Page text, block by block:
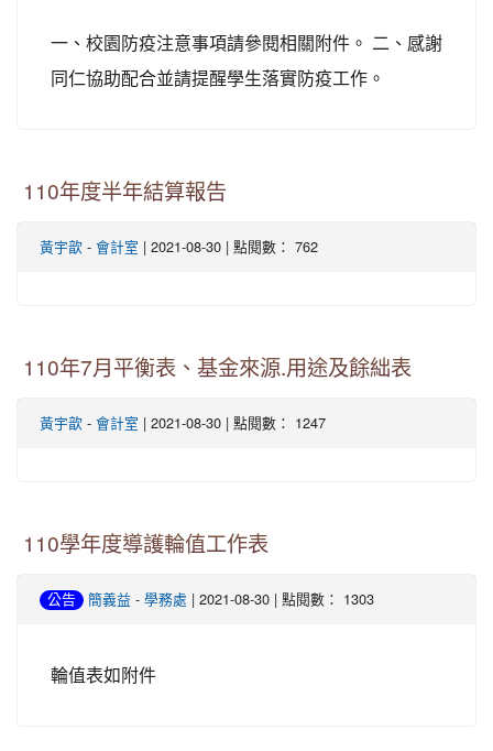
一、校園防疫注意事項請參閱相關附件。 二、感謝
同仁協助配合並請提醒學生落實防疫工作。
110年度半年結算報告
黃宇歆 - 會計室 | 2021-08-30 | 點閱數： 762
110年7月平衡表、基金來源.用途及餘絀表
黃宇歆 - 會計室 | 2021-08-30 | 點閱數： 1247
110學年度導護輪值工作表
公告 簡義益 - 學務處 | 2021-08-30 | 點閱數： 1303
輪值表如附件